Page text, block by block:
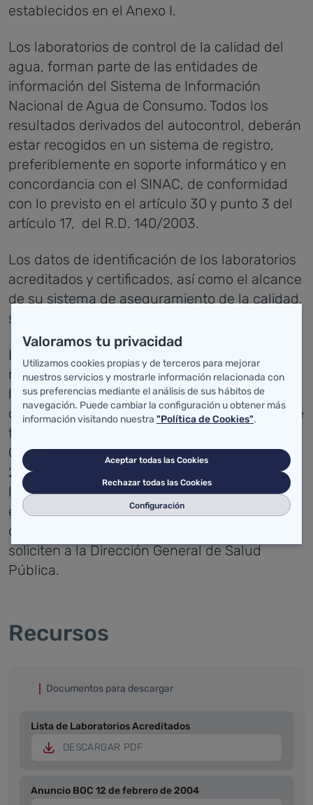
establecidos en el Anexo I.
Los laboratorios de control de la calidad del
agua, forman parte de las entidades de
información del Sistema de Información
Nacional de Agua de Consumo. Todos los
resultados derivados del autocontrol, deberán
estar recogidos en un sistema de registro,
preferiblemente en soporte informático y en
concordancia con el SINAC, de conformidad
con lo previsto en el artículo 30 y punto 3 del
artículo 17, del R.D. 140/2003.
Los datos de identificación de los laboratorios
acreditados y certificados, así como el alcance
de su sistema de aseguramiento de la calidad,
serán de información pública.
La Dirección General de Salud Pública
mantendrá actualizada una lista de los
laboratorios de control de calidad del agua de
consumo humano, que estará a disposición de
todos los interesados. Se publicó en el Boletín
Oficial de Cantabria, nº29 de 12 de febrero de
2.004, un anuncio para que todos los
laboratorios que cumplan con los requisitos
establecidos en la normativa vigente que
deseen estar incluidos en dicha lista, lo
soliciten a la Dirección General de Salud
Pública.
Recursos
Documentos para descargar
Lista de Laboratorios Acreditados
DESCARGAR PDF
Anuncio BOC 12 de febrero de 2004
Valoramos tu privacidad
Utilizamos cookies propias y de terceros para mejorar
nuestros servicios y mostrarle información relacionada con
sus preferencias mediante el análisis de sus hábitos de
navegación. Puede cambiar la configuración u obtener más
información visitando nuestra "Política de Cookies".
Aceptar todas las Cookies
Rechazar todas las Cookies
Configuración